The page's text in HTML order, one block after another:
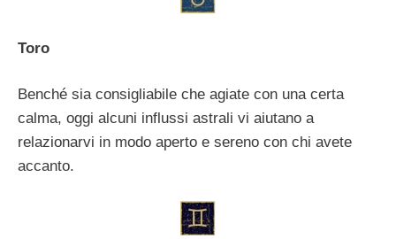
Toro
Benché sia consigliabile che agiate con una certa
calma, oggi alcuni influssi astrali vi aiutano a
relazionarvi in modo aperto e sereno con chi avete
accanto.